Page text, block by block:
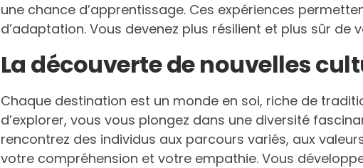
une chance d’apprentissage. Ces expériences
d’adaptation. Vous devenez plus résilient et plus sûr de
La découverte de nouvelles
Chaque destination est un monde en soi, riche de
d’explorer, vous vous plongez dans une diversité
rencontrez des individus aux parcours variés, aux
votre compréhension et votre empathie. Vous